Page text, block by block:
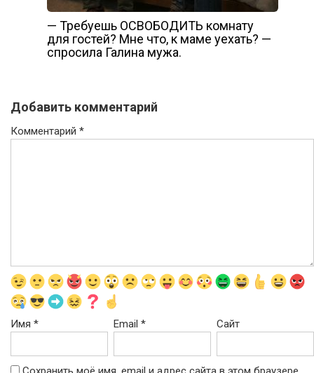
— Требуешь ОСВОБОДИТЬ комнату
для гостей? Мне что, к маме уехать? —
спросила Галина мужа.
Добавить комментарий
Комментарий *
Имя * Email* Сайт